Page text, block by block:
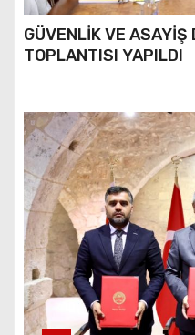
GÜVENLİK VE ASAYİŞ
TOPLANTISI YAPILDI